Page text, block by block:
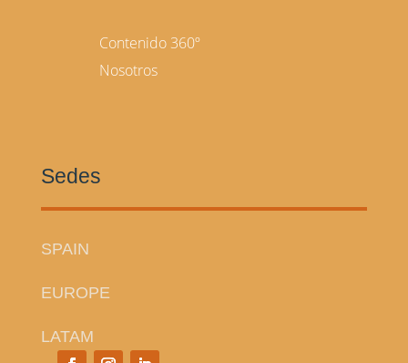
Contenido 360º
Nosotros
Sedes
SPAIN
EUROPE
LATAM